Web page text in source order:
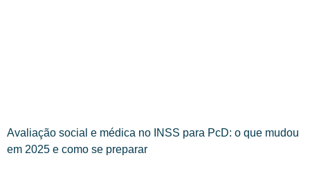
Avaliação social e médica no INSS para PcD: o que mudou
em 2025 e como se preparar